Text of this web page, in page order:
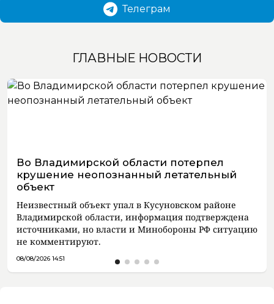
Телеграм
ГЛАВНЫЕ НОВОСТИ
Во Владимирской области потерпел
крушение неопознанный летательный
объект
Неизвестный объект упал в Кусуновском районе
Владимирской области, информация подтверждена
источниками, но власти и Минобороны РФ ситуацию
не комментируют.
08/08/2026 14:51